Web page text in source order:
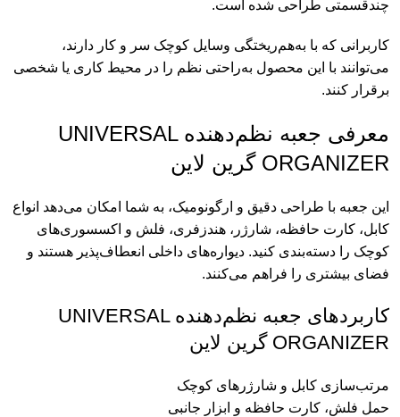
چندقسمتی طراحی شده است.
کاربرانی که با به‌هم‌ریختگی وسایل کوچک سر و کار دارند،
می‌توانند با این محصول به‌راحتی نظم را در محیط کاری یا شخصی
برقرار کنند.
معرفی جعبه نظم‌دهنده UNIVERSAL
ORGANIZER گرین لاین
این جعبه با طراحی دقیق و ارگونومیک، به شما امکان می‌دهد انواع
کابل، کارت حافظه، شارژر، هندزفری، فلش و اکسسوری‌های
کوچک را دسته‌بندی کنید. دیواره‌های داخلی انعطاف‌پذیر هستند و
فضای بیشتری را فراهم می‌کنند.
کاربردهای جعبه نظم‌دهنده UNIVERSAL
ORGANIZER گرین لاین
مرتب‌سازی کابل و شارژرهای کوچک
حمل فلش، کارت حافظه و ابزار جانبی